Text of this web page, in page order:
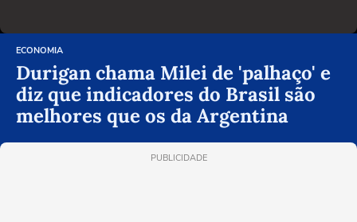
ECONOMIA
Durigan chama Milei de 'palhaço' e
diz que indicadores do Brasil são
melhores que os da Argentina
PUBLICIDADE